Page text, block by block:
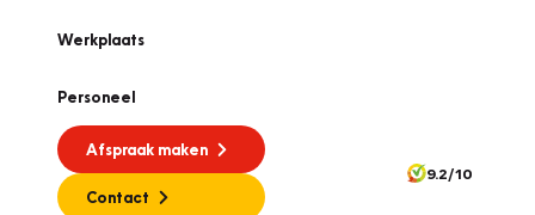
Werkplaats
Personeel
Afspraak maken
Contact
9.2/10